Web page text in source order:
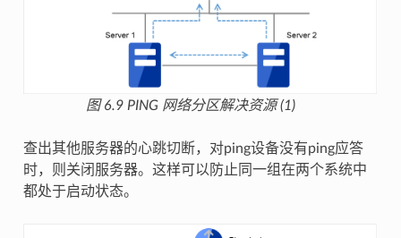
图 6.9 PING 网络分区解决资源 (1)
查出其他服务器的心跳切断，对ping设备没有ping应答
时，则关闭服务器。这样可以防止同一组在两个系统中
都处于启动状态。